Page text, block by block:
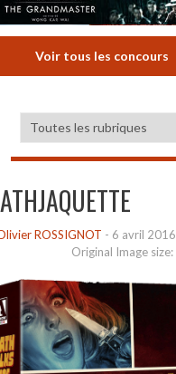
Voir tous les concours
ROSSIGNOT - 6 avril 2016
Original Image size: